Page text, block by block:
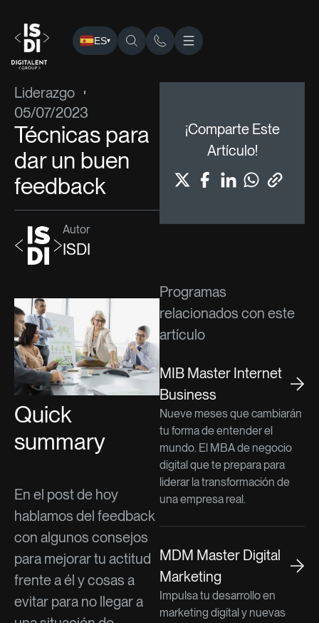
ES▾
ISDI› ›Liderazgo› Técnicas para dar un buen
Liderazgo
05/07/2023
Técnicas para
dar un buen
feedback
Autor
ISDI
Quick
summary
En el post de hoy
hablamos del feedback
con algunos consejos
para mejorar tu actitud
frente a él y cosas a
evitar para no llegar a
¡Comparte Este
Artículo!
Programas
relacionados con este
artículo
MIB Master Internet
Business
Nueve meses que cambiarán
tu forma de entender el
mundo. El MBA de negocio
digital que te prepara para
liderar la transformación de
una empresa real.
MDM Master Digital
Marketing
Impulsa tu desarrollo en
marketing digital y nuevas